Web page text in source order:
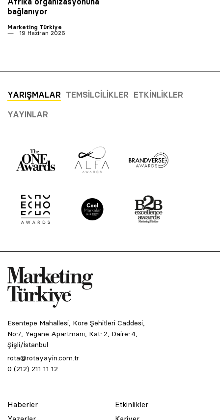
bağlanıyor
Marketing Türkiye
19 Haziran 2026
YARIŞMALAR TEMSILCILIKLER ETKINLIKLER
YAYINLAR
Esentepe Mahallesi, Kore Şehitleri Caddesi,
No:7, Yegane Apartmanı, Kat: 2, Daire: 4,
Şişli/İstanbul
rota@rotayayin.com.tr
0 (212) 211 11 12
Haberler
Etkinlikler